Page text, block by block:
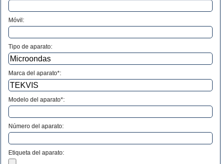
Móvil:
Tipo de aparato:
Marca del aparato*:
Modelo del aparato*:
Número del aparato:
Etiqueta del aparato: